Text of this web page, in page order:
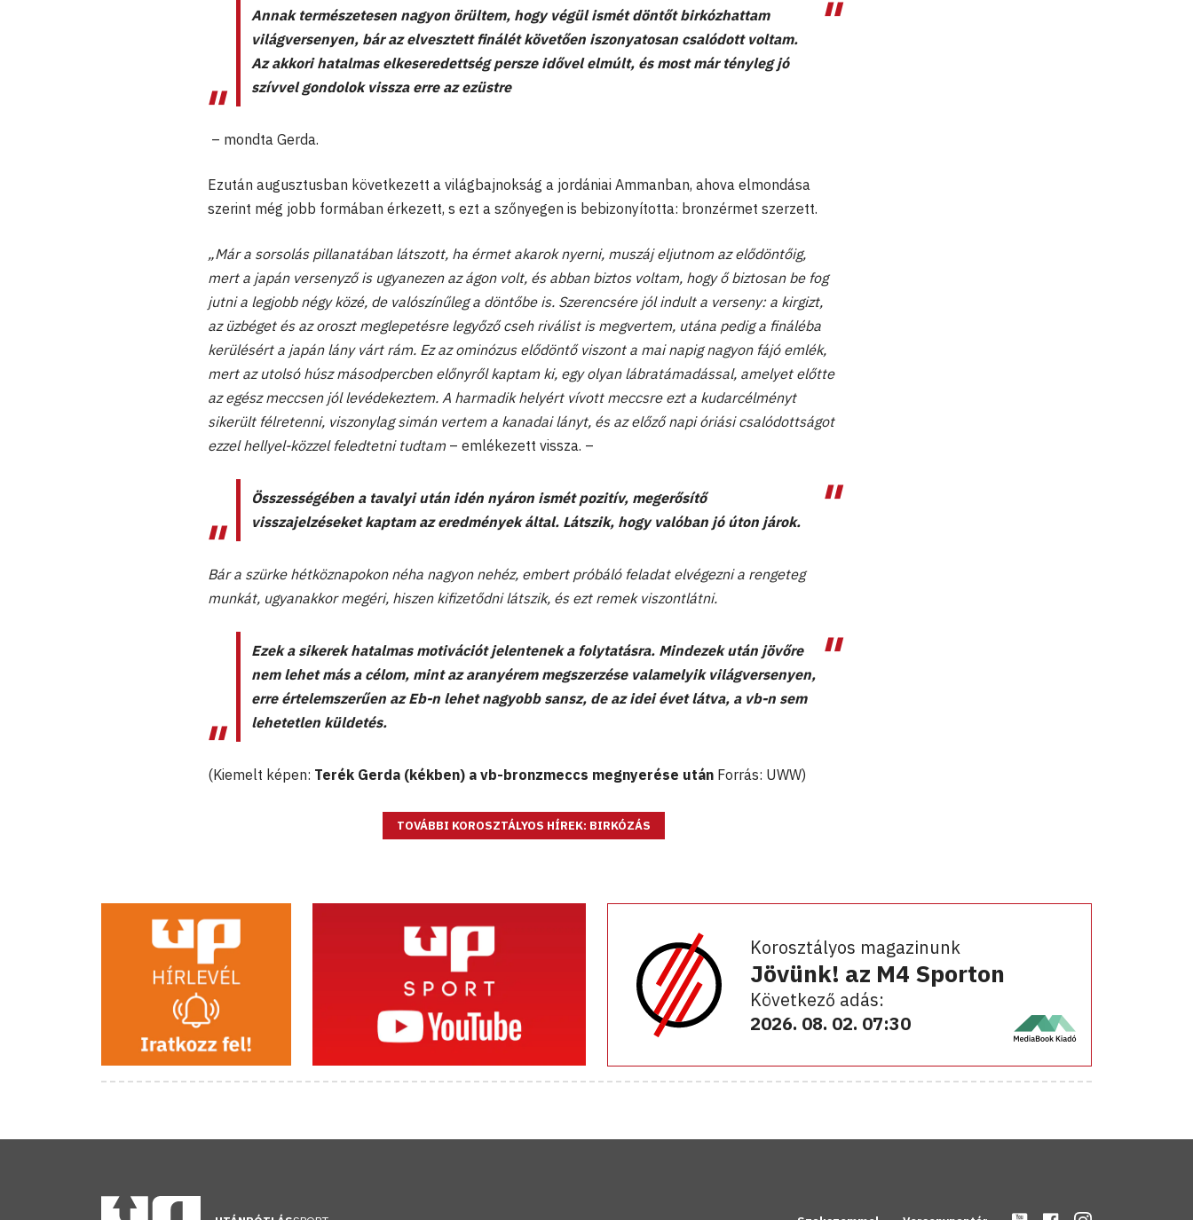
Annak természetesen nagyon örültem, hogy végül ismét döntőt birkózhattam
világversenyen, bár az elvesztett finálét követően iszonyatosan csalódott voltam.
Az akkori hatalmas elkeseredettség persze idővel elmúlt, és most már tényleg jó
szívvel gondolok vissza erre az ezüstre
– mondta Gerda.
Ezután augusztusban következett a világbajnokság a jordániai Ammanban, ahova elmondása
szerint még jobb formában érkezett, s ezt a szőnyegen is bebizonyította: bronzérmet szerzett.
„Már a sorsolás pillanatában látszott, ha érmet akarok nyerni, muszáj eljutnom az elődöntőig,
mert a japán versenyző is ugyanezen az ágon volt, és abban biztos voltam, hogy ő biztosan be fog
jutni a legjobb négy közé, de valószínűleg a döntőbe is. Szerencsére jól indult a verseny: a kirgizt,
az üzbéget és az oroszt meglepetésre legyőző cseh riválist is megvertem, utána pedig a fináléba
kerülésért a japán lány várt rám. Ez az ominózus elődöntő viszont a mai napig nagyon fájó emlék,
mert az utolsó húsz másodpercben előnyről kaptam ki, egy olyan lábratámadással, amelyet előtte
az egész meccsen jól levédekeztem. A harmadik helyért vívott meccsre ezt a kudarcélményt
sikerült félretenni, viszonylag simán vertem a kanadai lányt, és az előző napi óriási csalódottságot
ezzel hellyel-közzel feledtetni tudtam – emlékezett vissza. –
Összességében a tavalyi után idén nyáron ismét pozitív, megerősítő
visszajelzéseket kaptam az eredmények által. Látszik, hogy valóban jó úton járok.
Bár a szürke hétköznapokon néha nagyon nehéz, embert próbáló feladat elvégezni a rengeteg
munkát, ugyanakkor megéri, hiszen kifizetődni látszik, és ezt remek viszontlátni.
Ezek a sikerek hatalmas motivációt jelentenek a folytatásra. Mindezek után jövőre
nem lehet más a célom, mint az aranyérem megszerzése valamelyik világversenyen,
erre értelemszerűen az Eb-n lehet nagyobb sansz, de az idei évet látva, a vb-n sem
lehetetlen küldetés.
(Kiemelt képen: Terék Gerda (kékben) a vb-bronzmeccs megnyerése után Forrás: UWW)
TOVÁBBI KOROSZTÁLYOS HÍREK: BIRKÓZÁS
Korosztályos magazinunk
Jövünk! az M4 Sporton
Következő adás:
2026. 08. 02. 07:30